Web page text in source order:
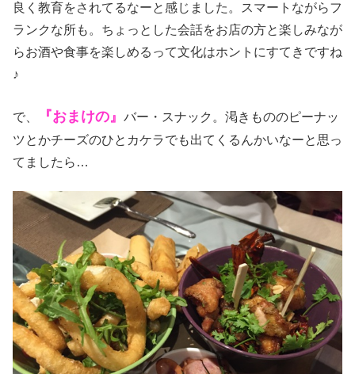
良く教育をされてるなーと感じました。スマートながらフ
ランクな所も。ちょっとした会話をお店の方と楽しみなが
らお酒や食事を楽しめるって文化はホントにすてきですね
♪
で、 『おまけの』 バー・スナック。渇きもののピーナッ
ツとかチーズのひとカケラでも出てくるんかいなーと思っ
てましたら…